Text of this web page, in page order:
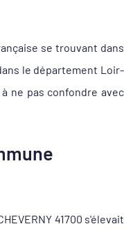
se trouvant dans
le département Loir-
ne pas confondre avec
41700 s'élevait